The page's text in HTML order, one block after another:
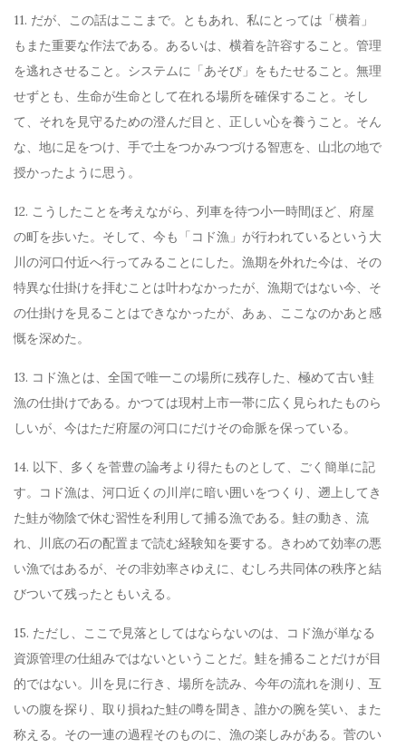
11. だが、この話はここまで。ともあれ、私にとっては「横着」
もまた重要な作法である。あるいは、横着を許容すること。管理
を逃れさせること。システムに「あそび」をもたせること。無理
せずとも、生命が生命として在れる場所を確保すること。そし
て、それを見守るための澄んだ目と、正しい心を養うこと。そん
な、地に足をつけ、手で土をつかみつづける智恵を、山北の地で
授かったように思う。
12. こうしたことを考えながら、列車を待つ小一時間ほど、府屋
の町を歩いた。そして、今も「コド漁」が行われているという大
川の河口付近へ行ってみることにした。漁期を外れた今は、その
特異な仕掛けを拝むことは叶わなかったが、漁期ではない今、そ
の仕掛けを見ることはできなかったが、あぁ、ここなのかあと感
慨を深めた。
13. コド漁とは、全国で唯一この場所に残存した、極めて古い鮭
漁の仕掛けである。かつては現村上市一帯に広く見られたものら
しいが、今はただ府屋の河口にだけその命脈を保っている。
14. 以下、多くを菅豊の論考より得たものとして、ごく簡単に記
す。コド漁は、河口近くの川岸に暗い囲いをつくり、遡上してき
た鮭が物陰で休む習性を利用して捕る漁である。鮭の動き、流
れ、川底の石の配置まで読む経験知を要する。きわめて効率の悪
い漁ではあるが、その非効率さゆえに、むしろ共同体の秩序と結
びついて残ったともいえる。
15. ただし、ここで見落としてはならないのは、コド漁が単なる
資源管理の仕組みではないということだ。鮭を捕ることだけが目
的ではない。川を見に行き、場所を読み、今年の流れを測り、互
いの腹を探り、取り損ねた鮭の噂を聞き、誰かの腕を笑い、また
称える。その一連の過程そのものに、漁の楽しみがある。菅のい